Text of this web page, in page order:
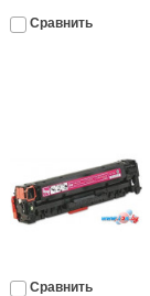
Сравнить
Сравнить